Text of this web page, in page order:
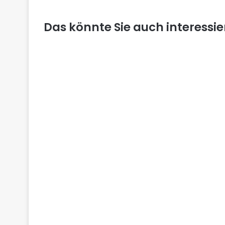
Das könnte Sie auch